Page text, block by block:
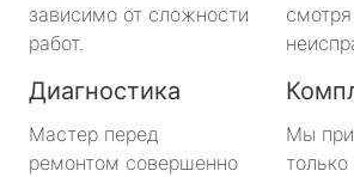
зависимо от сложности
работ.
Диагностика
Мастер перед
ремонтом совершенно
Мы
только